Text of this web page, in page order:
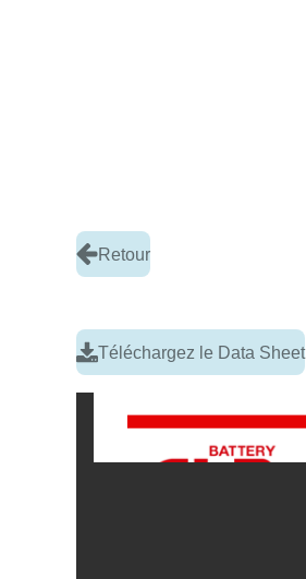
Retour
Téléchargez le Data Sheet